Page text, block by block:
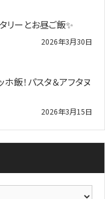
リーとお昼ご飯✨
2026年3月30日
飯！パスタ＆アフタヌ
2026年3月15日